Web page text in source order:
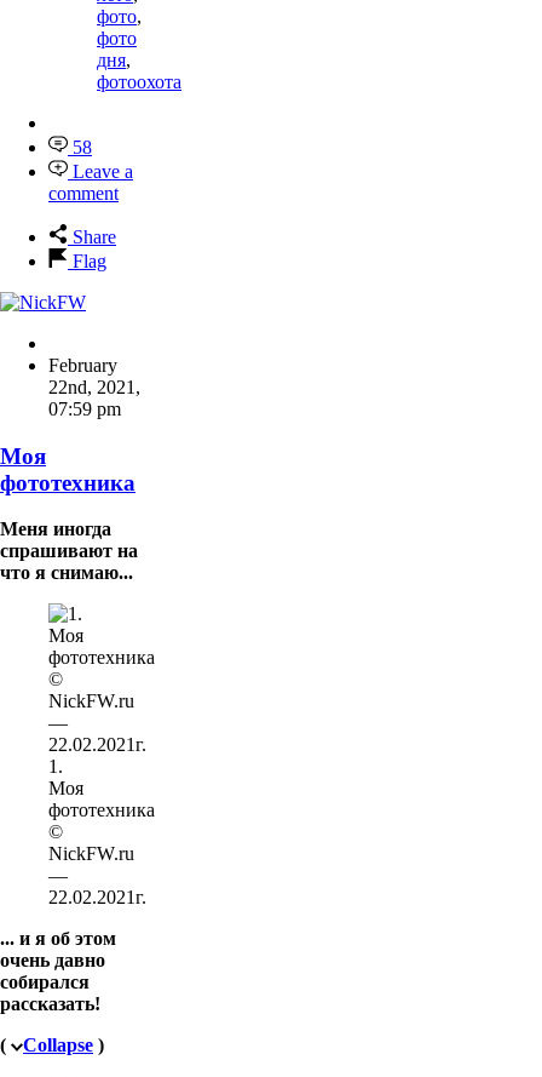
фото,
фото
дня,
фотоохота
58
Leave a
comment
Share
Flag
February
22nd, 2021 ,
07:59 pm
Моя
фототехника
Меня иногда
спрашивают на
что я снимаю...
1.
Моя
фототехника
©
NickFW.ru
—
22.02.2021г.
... и я об этом
очень давно
собирался
рассказать!
(
Collapse )